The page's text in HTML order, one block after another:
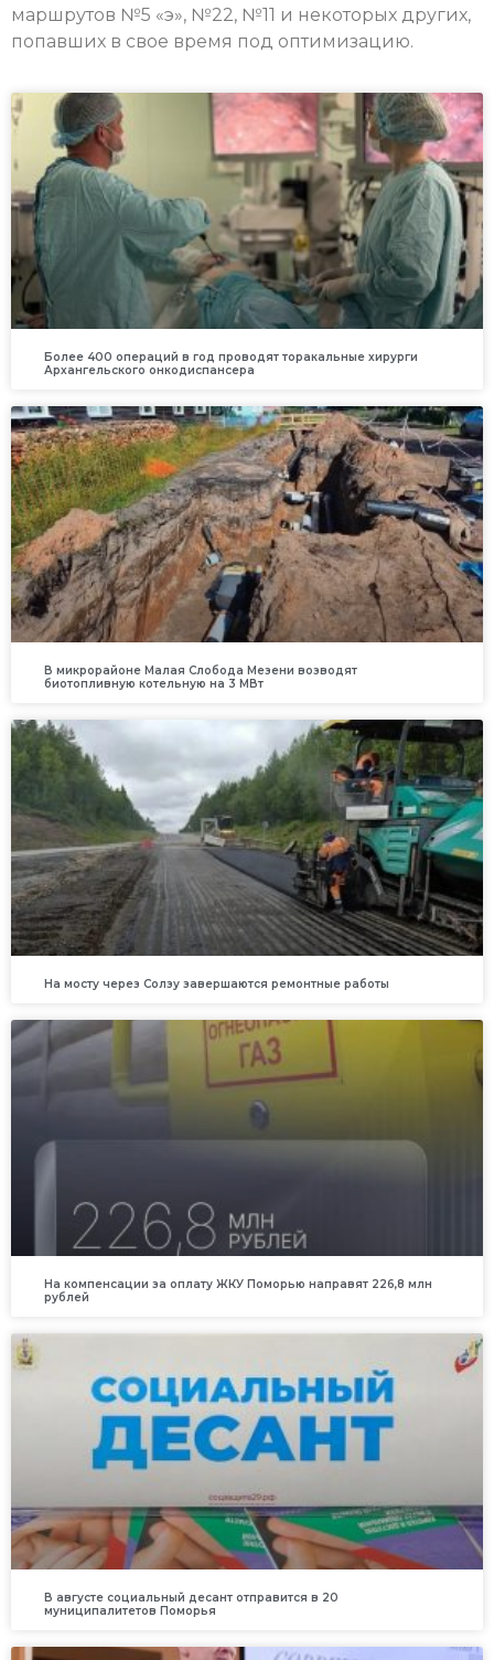
маршрутов №5 «э», №22, №11 и некоторых других,
попавших в свое время под оптимизацию.
Более 400 операций в год проводят торакальные хирурги
Архангельского онкодиспансера
В микрорайоне Малая Слобода Мезени возводят
биотопливную котельную на 3 МВт
На мосту через Солзу завершаются ремонтные работы
На компенсации за оплату ЖКУ Поморью направят 226,8 млн
рублей
В августе социальный десант отправится в 20
муниципалитетов Поморья